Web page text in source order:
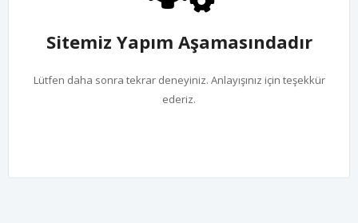
Sitemiz Yapım Aşamasındadır
Lütfen daha sonra tekrar deneyiniz. Anlayışınız için teşekkür
ederiz.